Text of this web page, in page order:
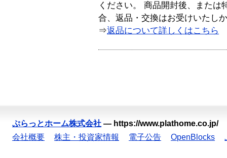
ください。 商品開封後、または
合、返品・交換はお受けいたし
⇒返品について詳しくはこちら
ぷらっとホーム株式会社 — https://www.plathome.co.jp/
会社概要
株主・投資家情報 電子公告 OpenBlocks